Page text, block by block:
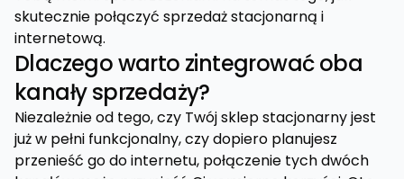
skutecznie połączyć sprzedaż stacjonarną i
internetową.
Dlaczego warto zintegrować oba
kanały sprzedaży?
Niezależnie od tego, czy Twój sklep stacjonarny jest
już w pełni funkcjonalny, czy dopiero planujesz
przenieść go do internetu, połączenie tych dwóch